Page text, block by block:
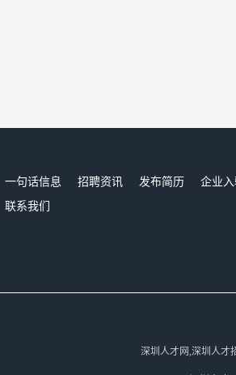
一句话信息 招聘资讯 发布简历 企业
联系我们
深圳人才网,深圳人才